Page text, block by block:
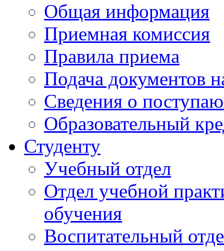
Общая информация
Приемная комиссия
Правила приема
Подача документов
Сведения о
Образовательный
Студенту
Учебный отдел
Отдел учебной
обучения
Воспитательный